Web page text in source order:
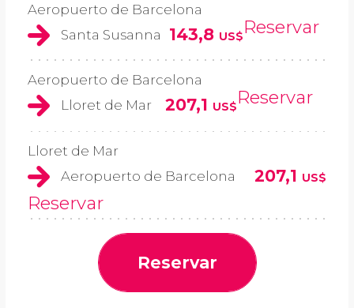
Aeropuerto de Barcelona
Santa Susanna
143,8 US$Reservar
Aeropuerto de Barcelona
Lloret de Mar
207,1 US$Reservar
Lloret de Mar
Aeropuerto de Barcelona
207,1 US$
Reservar
Reservar